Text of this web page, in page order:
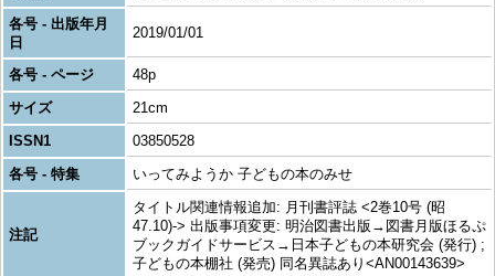
各号 - 出版年月
日
2019/01/01
各号 - ページ
48p
サイズ
21cm
ISSN1
03850528
各号 - 特集
いってみようか 子どもの本のみせ
注記
タイトル関連情報追加: 月刊書評誌 <2巻10号 (昭
47.10)-> 出版事項変更: 明治図書出版→図書月版ほるぷ
ブックガイドサービス→日本子どもの本研究会 (発行) ;
子どもの本棚社 (発売) 同名異誌あり<AN00143639>